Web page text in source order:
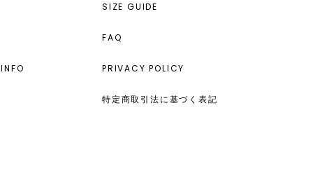
SIZE GUIDE
FAQ
PRIVACY POLICY
特定商取引法に基づく表記